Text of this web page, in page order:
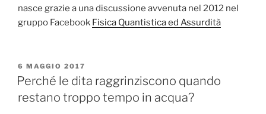
nasce grazie a una discussione avvenuta nel 2012 nel
gruppo Facebook Fisica Quantistica ed Assurdità
PUBBLICATO
IL
6 MAGGIO 2017
Perché le dita raggrinziscono quando
restano troppo tempo in acqua?